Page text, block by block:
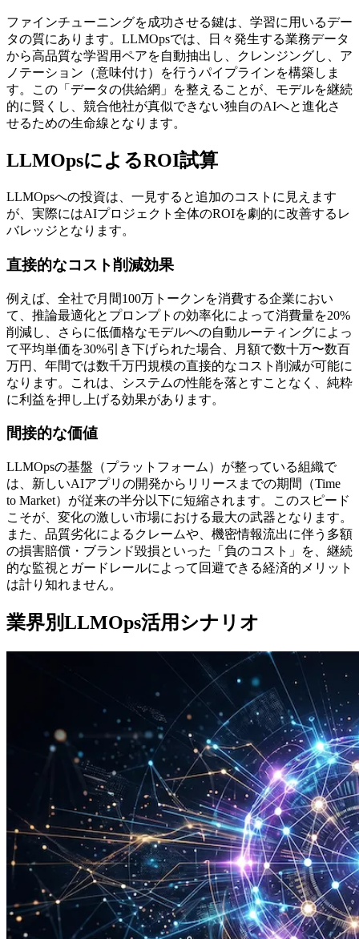
ファインチューニングを成功させる鍵は、学習に用いるデー
タの質にあります。LLMOpsでは、日々発生する業務データ
から高品質な学習用ペアを自動抽出し、クレンジングし、ア
ノテーション（意味付け）を行うパイプラインを構築しま
す。この「データの供給網」を整えることが、モデルを継続
的に賢くし、競合他社が真似できない独自のAIへと進化さ
せるための生命線となります。
LLMOpsによるROI試算
LLMOpsへの投資は、一見すると追加のコストに見えます
が、実際にはAIプロジェクト全体のROIを劇的に改善するレ
バレッジとなります。
直接的なコスト削減効果
例えば、全社で月間100万トークンを消費する企業におい
て、推論最適化とプロンプトの効率化によって消費量を20%
削減し、さらに低価格なモデルへの自動ルーティングによっ
て平均単価を30%引き下げられた場合、月額で数十万〜数百
万円、年間では数千万円規模の直接的なコスト削減が可能に
なります。これは、システムの性能を落とすことなく、純粋
に利益を押し上げる効果があります。
間接的な価値
LLMOpsの基盤（プラットフォーム）が整っている組織で
は、新しいAIアプリの開発からリリースまでの期間（Time
to Market）が従来の半分以下に短縮されます。このスピード
こそが、変化の激しい市場における最大の武器となります。
また、品質劣化によるクレームや、機密情報流出に伴う多額
の損害賠償・ブランド毀損といった「負のコスト」を、継続
的な監視とガードレールによって回避できる経済的メリット
は計り知れません。
業界別LLMOps活用シナリオ